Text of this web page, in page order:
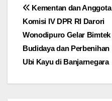
Navigasi
pos
Kementan dan Anggota
Komisi IV DPR RI Darori
Wonodipuro Gelar Bimtek
Budidaya dan Perbenihan
Ubi Kayu di Banjarnegara